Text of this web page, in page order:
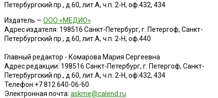
Петербургский пр., д.60, лит.А, ч.п. 2-Н, оф.432, 434
Издатель — ООО «МЕДИО»
Адрес издателя: 198516 Санкт-Петербург, г. Петергоф, Санкт-
Петербургский пр., д.60, лит.А, ч.п. 2-Н, оф.440
Главный редактор - Комарова Мария Сергеевна
Адрес редакции: 198516 Санкт-Петербург, г. Петергоф, Санкт-
Петербургский пр., д.60, лит.А, ч.п. 2-Н, оф.432, 434
Телефон:+7 812 640-06-60
Электронная почта: askme@calend.ru